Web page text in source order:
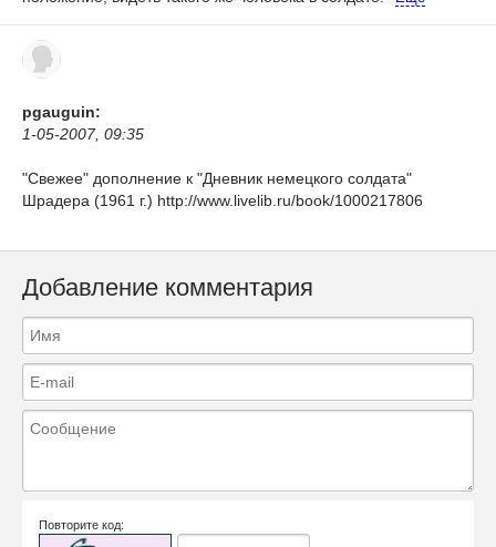
pgauguin:
1-05-2007, 09:35
"Свежее" дополнение к "Дневник немецкого солдата"
Шрадера (1961 г.) http://www.livelib.ru/book/1000217806
Добавление комментария
Повторите код: